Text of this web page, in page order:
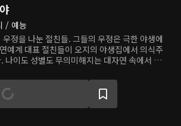
/ 예능
정을 나눈 절친들. 그들의 우정은 극한 야생에
예계 대표 절친들이 오지의 야생집에서 의식주
이도 성별도 무의미해지는 대자연 속에서 그들